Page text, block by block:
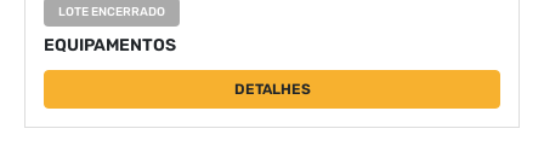
LOTE ENCERRADO
EQUIPAMENTOS
DETALHES